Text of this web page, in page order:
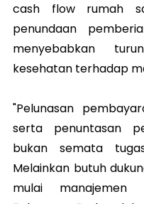
cash flow rumah
penundaan
menyebabkan
kesehatan terhadap
"Pelunasan
serta penuntasan
bukan semata
Melainkan butuh
mulai manajemen